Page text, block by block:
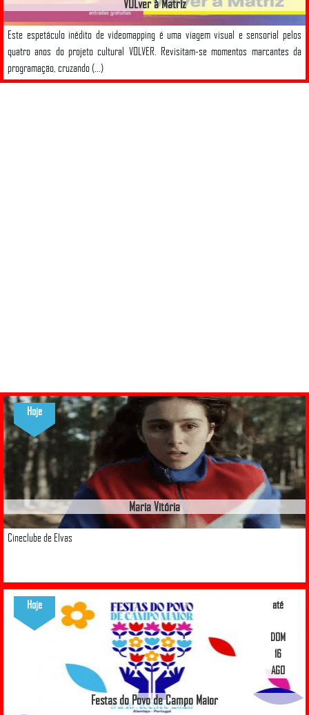
VOLver à Matriz
Este espetáculo inédito de videomapping é uma viagem visual e sensorial pelos
quatro anos do projeto cultural VOLVER. Revisitam-se momentos marcantes da
programação, cruzando (...)
Maria Vitória
Cineclube de Elvas
Hoje
Festas do Povo de Campo Maior
até
DOM
16
AGO
Hoje